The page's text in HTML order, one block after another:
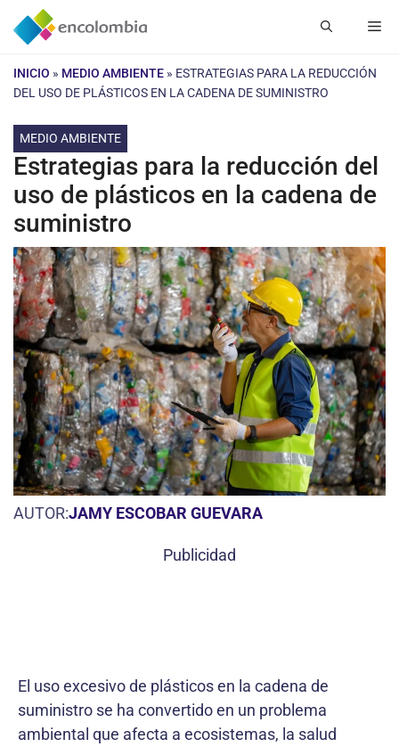
Saltar
INICIO » MEDIO AMBIENTE » ESTRATEGIAS PARA LA REDUCCIÓN
DEL USO DE PLÁSTICOS EN LA CADENA DE SUMINISTRO
MEDIO AMBIENTE
Estrategias para la reducción del
uso de plásticos en la cadena de
suministro
AUTOR:JAMY ESCOBAR GUEVARA
Publicidad
El uso excesivo de plásticos en la cadena de
suministro se ha convertido en un problema
ambiental que afecta a ecosistemas, la salud